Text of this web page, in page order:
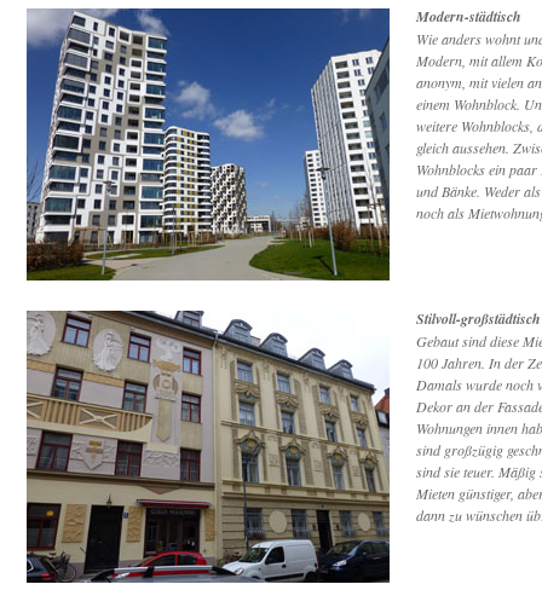
Modern-städtisch
Wie anders wohnt
Modern, mit allem
anonym, mit vielen
einem Wohnblock.
weitere Wohnblocks,
gleich aussehen.
Wohnblocks ein
und Bänke. Weder
noch als
Stilvoll-großstädtisch
Gebaut sind diese
100 Jahren. In der
Damals wurde noch
Dekor an der
Wohnungen innen
sind großzügig
sind sie teuer. Mäßig
Mieten günstiger,
dann zu wünschen